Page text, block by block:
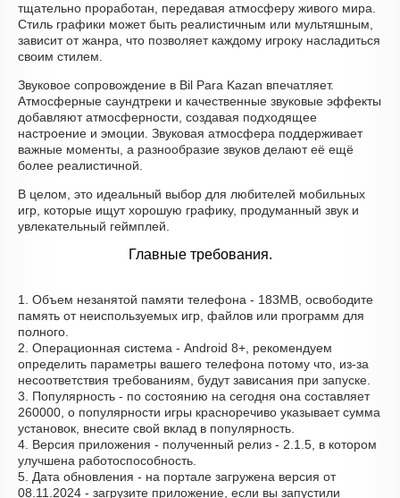
тщательно проработан, передавая атмосферу живого мира.
Стиль графики может быть реалистичным или мультяшным,
зависит от жанра, что позволяет каждому игроку насладиться
своим стилем.
Звуковое сопровождение в Bil Para Kazan впечатляет.
Атмосферные саундтреки и качественные звуковые эффекты
добавляют атмосферности, создавая подходящее
настроение и эмоции. Звуковая атмосфера поддерживает
важные моменты, а разнообразие звуков делают её ещё
более реалистичной.
В целом, это идеальный выбор для любителей мобильных
игр, которые ищут хорошую графику, продуманный звук и
увлекательный геймплей.
Главные требования.
1. Объем незанятой памяти телефона - 183MB, освободите
память от неиспользуемых игр, файлов или программ для
полного.
2. Операционная система - Android 8+, рекомендуем
определить параметры вашего телефона потому что, из-за
несоответствия требованиям, будут зависания при запуске.
3. Популярность - по состоянию на сегодня она составляет
260000, о популярности игры красноречиво указывает сумма
установок, внесите свой вклад в популярность.
4. Версия приложения - полученный релиз - 2.1.5, в котором
улучшена работоспособность.
5. Дата обновления - на портале загружена версия от
08.11.2024 - загрузите приложение, если вы запустили